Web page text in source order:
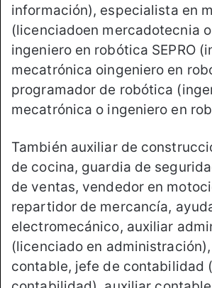
información), especialista en
(licenciadoen mercadotecnia
ingeniero en robótica SEPRO
mecatrónica oingeniero en
programador de robótica
mecatrónica o ingeniero en
También auxiliar de
de cocina, guardia de
de ventas, vendedor en
repartidor de mercancía,
electromecánico, auxiliar
(licenciado en
contable, jefe de contabilidad